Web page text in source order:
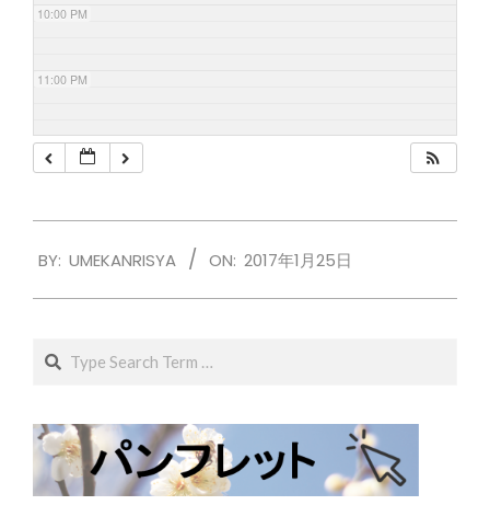
10:00 PM
11:00 PM
01-
BY: UMEKANRISYA ON: 2017年1月25日
Search